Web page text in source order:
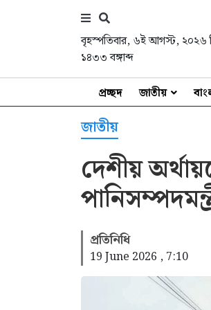
বৃহস্পতিবার, ৬ই আগস্ট, ২০২৬
১৪৩৩ বঙ্গাব্দ
প্রচ্ছদ জাতীয়
জাতীয়
দেশীয়
প্রতিনিধি
19 June 2026 , 7:10